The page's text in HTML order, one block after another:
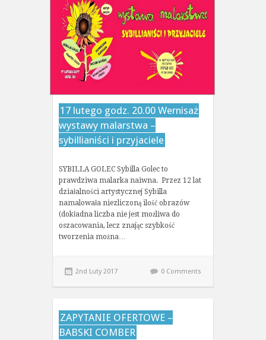
17 lutego godz. 20.00 Wernisaż
wystawy malarstwa –
sybillianiści i przyjaciele
SYBILLA GOLEC Sybilla Golec to
prawdziwa malarka naiwna. Przez 12 lat
działalności artystycznej Sybilla
namalowała niezliczoną ilość obrazów
(dokładna liczba nie jest możliwa do
oszacowania, lecz znając szybkość
tworzenia można…
2nd Luty 2017 0 Comments
ZAPYTANIE OFERTOWE –
BABSKI COMBER